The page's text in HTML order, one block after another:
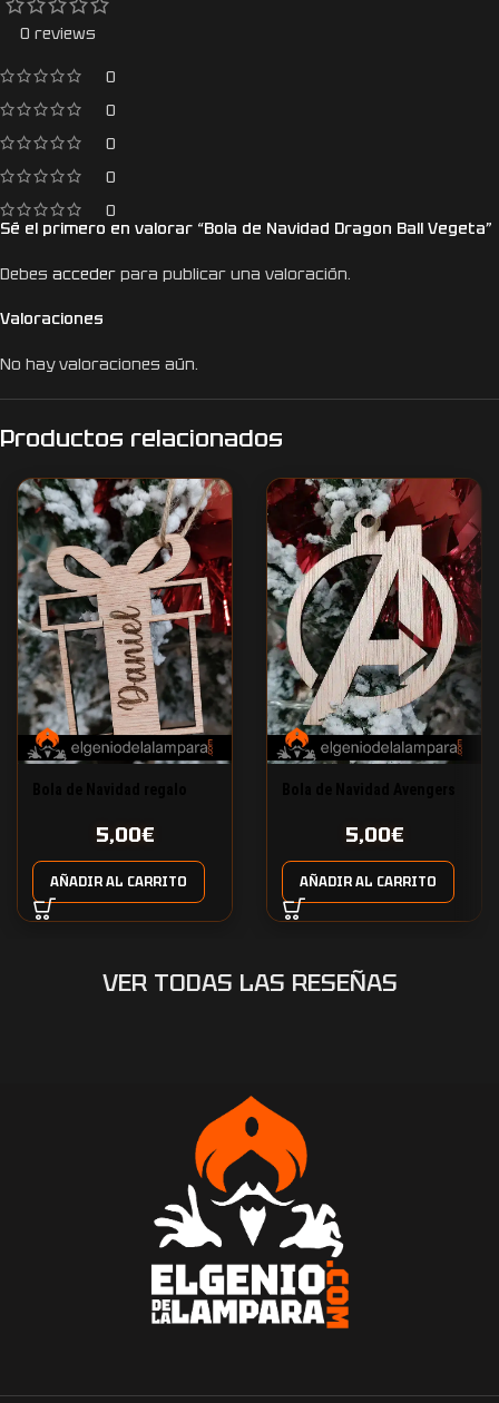
0 reviews
0
0
0
0
0
Valoraciones
No hay valoraciones aún.
Sé el primero en valorar “Bola de Navidad Dragon Ball Vegeta”
Debes acceder para publicar una valoración.
Productos relacionados
5,00€
AÑADIR AL CARRITO
5,00€
AÑADIR AL CARRITO
VER TODAS LAS RESEÑAS